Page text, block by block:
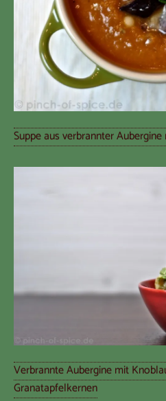
Suppe aus verbrannter
Verbrannte Aubergine mit
Granatapfelkernen